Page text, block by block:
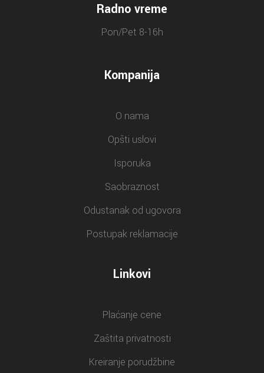
Radno vreme
Pon/Pet 8-16h
Kompanija
O nama
Opšti uslovi
Isporuka
Saobraznost
Odustanak od ugovora
Postupak reklamacije
Linkovi
Plaćanje cene
Zaštita privatnosti
Kreiranje porudžbine